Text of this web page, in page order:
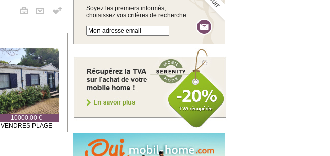
10000,00 €
VENDRES PLAGE
Soyez les premiers informés,
choisissez vos critères de recherche.